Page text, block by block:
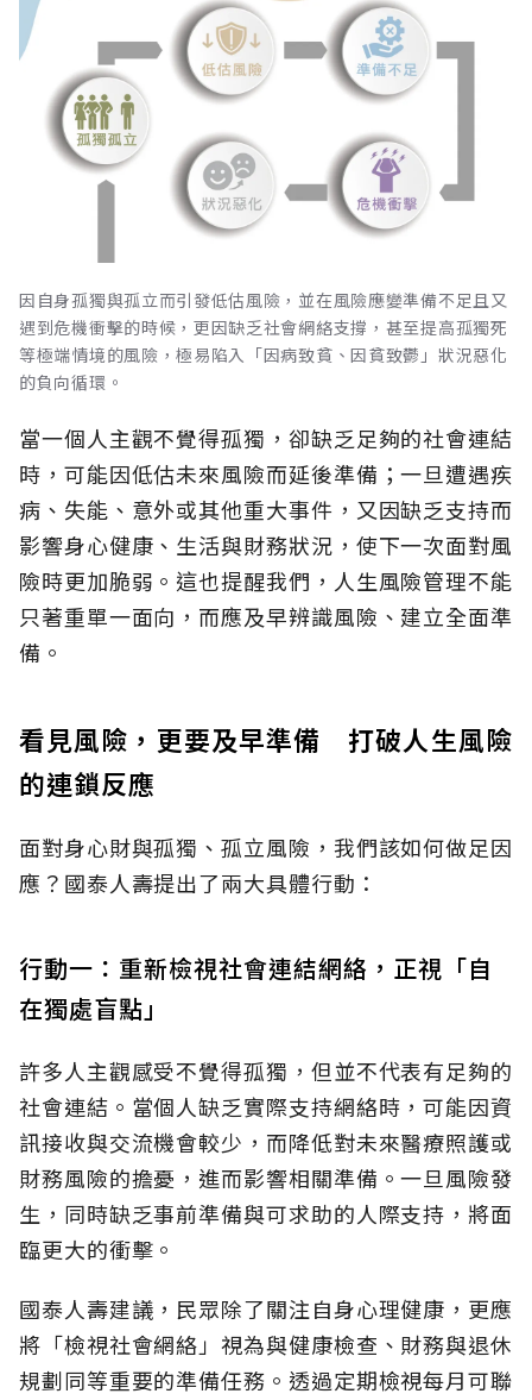
因自身孤獨與孤立而引發低估風險，並在風險應變準備不足且又
遇到危機衝擊的時候，更因缺乏社會網絡支撐，甚至提高孤獨死
等極端情境的風險，極易陷入「因病致貧、因貧致鬱」狀況惡化
的負向循環。
當一個人主觀不覺得孤獨，卻缺乏足夠的社會連結
時，可能因低估未來風險而延後準備；一旦遭遇疾
病、失能、意外或其他重大事件，又因缺乏支持而
影響身心健康、生活與財務狀況，使下一次面對風
險時更加脆弱。這也提醒我們，人生風險管理不能
只著重單一面向，而應及早辨識風險、建立全面準
備。
看見風險，更要及早準備 打破人生風險
的連鎖反應
面對身心財與孤獨、孤立風險，我們該如何做足因
應？國泰人壽提出了兩大具體行動：
行動一：重新檢視社會連結網絡，正視「自
在獨處盲點」
許多人主觀感受不覺得孤獨，但並不代表有足夠的
社會連結。當個人缺乏實際支持網絡時，可能因資
訊接收與交流機會較少，而降低對未來醫療照護或
財務風險的擔憂，進而影響相關準備。一旦風險發
生，同時缺乏事前準備與可求助的人際支持，將面
臨更大的衝擊。
國泰人壽建議，民眾除了關注自身心理健康，更應
將「檢視社會網絡」視為與健康檢查、財務與退休
規劃同等重要的準備任務。透過定期檢視每月可聯